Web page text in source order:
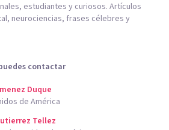
estudiantes y curiosos. Artículos
neurociencias, frases célebres y
contactar
Duque
de América
Tellez